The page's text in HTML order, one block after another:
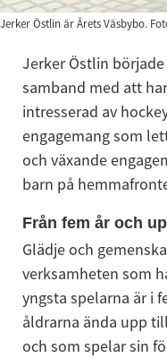
Jerker Östlin är Årets Väsbybo.
Jerker Östlin började
samband med att
intresserad av
engagemang som
och växande
barn på
Från fem år och
Glädje och
verksamheten som
yngsta spelarna är i
åldrarna ända upp
och som spelar sin